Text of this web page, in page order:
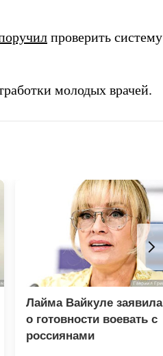
проверить систему
молодых врачей.
Лайма Вайкуле заявила
о готовности воевать с
россиянами